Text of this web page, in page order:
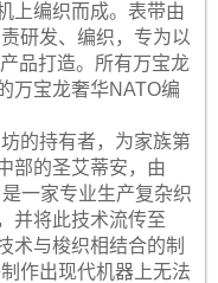
上编织而成。表带由
研发、编织，专为以
品打造。所有万宝龙
万宝龙奢华NATO编
的持有者，为家族第
部的圣艾蒂安，由
一家专业生产复杂织
并将此技术流传至
术与梭织相结合的制
作出现代机器上无法